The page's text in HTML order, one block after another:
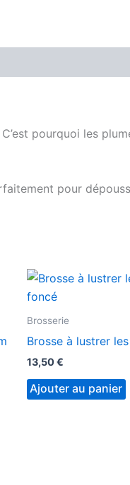
pourquoi les
pour
Brosserie
Brosse à lustrer
13,50€
Ajouter au panier